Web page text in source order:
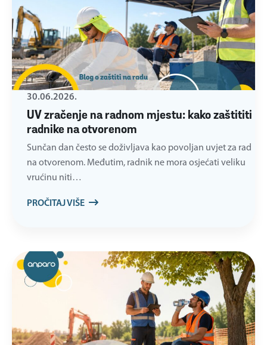
UV zračenje na radnom mjestu: kako zaštititi
radnike na otvorenom
30.06.2026.
Sunčan dan često se doživljava kao povoljan uvjet za rad
na otvorenom. Međutim, radnik ne mora osjećati veliku
vrućinu niti…
PROČITAJ VIŠE